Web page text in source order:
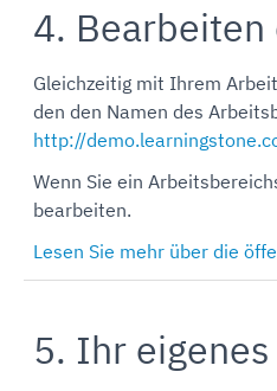
4.
Gleichzeitig mit Ihrem
den den Namen des
http://
Wenn Sie ein
bearbeiten.
Lesen Sie mehr über die
5. Ihr eigenes